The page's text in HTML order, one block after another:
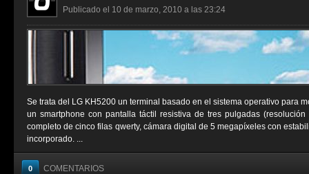
Publicado el 10 de marzo, 2010 a las 23:24
Se trata del LG KH5200 un terminal basado en el sistema operativo para
un smartphone con pantalla táctil resistiva de tres pulgadas
completo de cinco filas qwerty, cámara digital de 5 megapíxeles con
incorporado. ...
0 COMENTARIOS